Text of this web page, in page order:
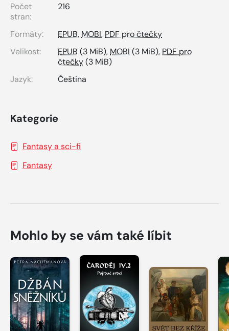
Počet
stran:
216
Formáty: EPUB, MOBI, PDF pro čtečky
Velikost:
EPUB (3 MiB), MOBI (3 MiB), PDF pro
čtečky(3 MiB)
Jazyk:
Čeština
Kategorie
Fantasy a sci-fi
Fantasy
Mohlo by se vám také líbit